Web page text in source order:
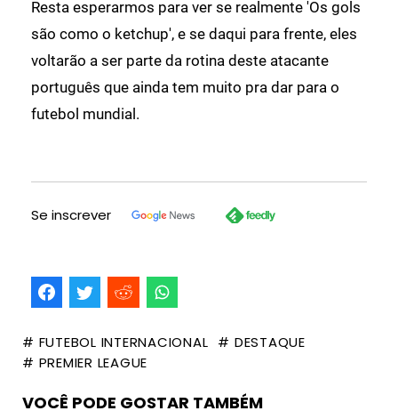
Resta esperarmos para ver se realmente 'Os gols
são como o ketchup', e se daqui para frente, eles
voltarão a ser parte da rotina deste atacante
português que ainda tem muito pra dar para o
futebol mundial.
Se inscrever
# FUTEBOL INTERNACIONAL # DESTAQUE
# PREMIER LEAGUE
VOCÊ PODE GOSTAR TAMBÉM